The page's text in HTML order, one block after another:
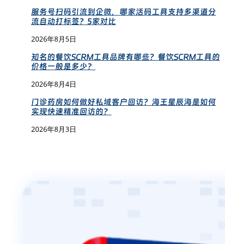
服务号扫码引流到企微，哪家活码工具支持多渠道分
流自动打标签？5家对比
2026年8月5日
知名的餐饮SCRM工具品牌有哪些？餐饮SCRM工具的
价格一般是多少？
2026年8月4日
门诊药房如何做好私域客户回访？海王星辰海是如何
实现快速精准回访的？
2026年8月3日